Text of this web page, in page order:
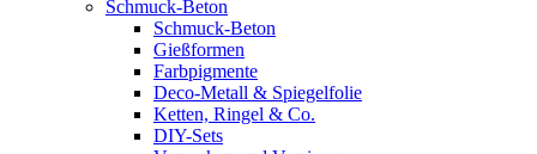
Schmuck-Beton
Schmuck-Beton
Gießformen
Farbpigmente
Deco-Metall & Spiegelfolie
Ketten, Ringel & Co.
DIY-Sets